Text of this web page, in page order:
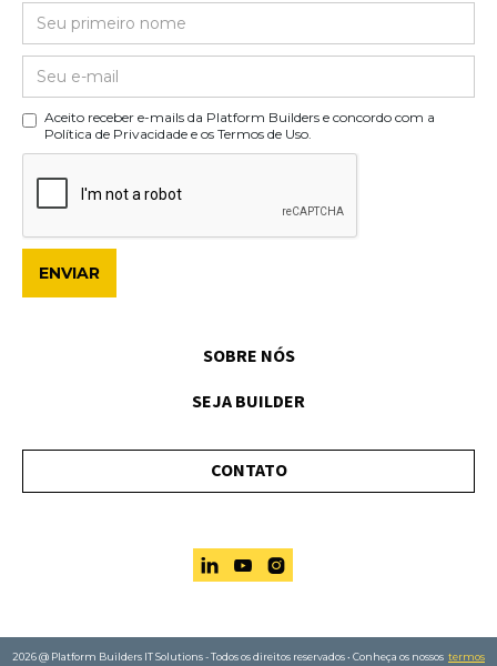
Aceito receber e-mails da Platform Builders e concordo com a
Política de Privacidade e os Termos de Uso.
SOBRE NÓS
SEJA BUILDER
CONTATO
  
2026 @ Platform Builders IT Solutions - Todos os direitos reservados • Conheça os nossos termos